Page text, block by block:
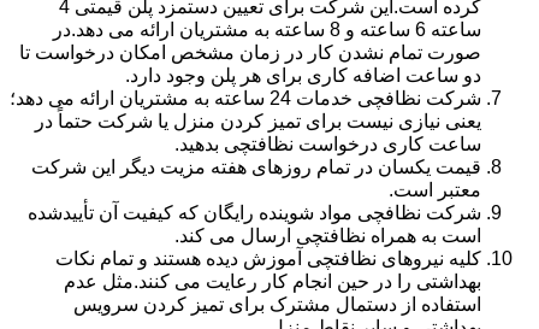
کرده است.این شرکت برای تعیین دستمزد پلن قیمتی 4
ساعته 6 ساعته و 8 ساعته به مشتریان ارائه می دهد.در
صورت تمام نشدن کار در زمان مشخص امکان درخواست تا
دو ساعت اضافه کاری برای هر پلن وجود دارد.
شرکت نظافچی خدمات 24 ساعته به مشتریان ارائه می دهد؛
یعنی نیازی نیست برای تمیز کردن منزل یا شرکت حتماً در
ساعت کاری درخواست نظافتچی بدهید.
قیمت یکسان در تمام روزهای هفته مزیت دیگر این شرکت
معتبر است.
شرکت نظافچی مواد شوینده رایگان که کیفیت آن تأییدشده
است به همراه نظافتچی ارسال می کند.
کلیه نیروهای نظافتچی آموزش دیده هستند و تمام نکات
بهداشتی را در حین انجام کار رعایت می کنند.مثل عدم
استفاده از دستمال مشترک برای تمیز کردن سرویس